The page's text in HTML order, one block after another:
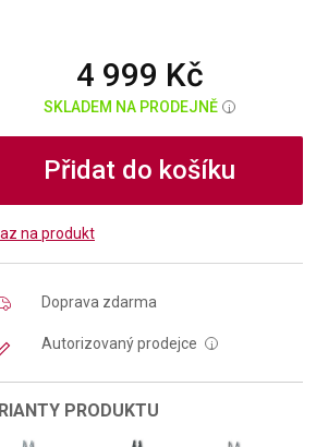
4 999 Kč
SKLADEM NA PRODEJNĚ i
Přidat do košíku
na produkt
Doprava zdarma
Autorizovaný prodejce i
PRODUKTU